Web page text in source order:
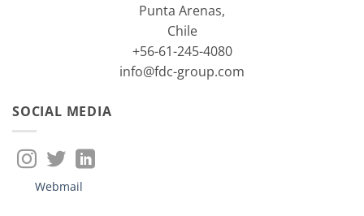
Punta Arenas,
Chile
+56-61-245-4080
info@fdc-group.com
SOCIAL MEDIA
Webmail